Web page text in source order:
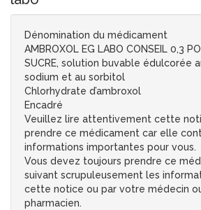
Dénomination du médicament
AMBROXOL EG LABO CONSEIL 0,3
SUCRE, solution buvable édulcorée
sodium et au sorbitol
Chlorhydrate d’ambroxol
Encadré
Veuillez lire attentivement cette
prendre ce médicament car elle
informations importantes pour vous.
Vous devez toujours prendre ce
suivant scrupuleusement les
cette notice ou par votre médecin
pharmacien.